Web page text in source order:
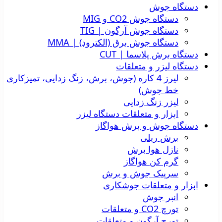
دستگاه جوش
دستگاه جوش CO2 و MIG
دستگاه جوش آرگون | TIG
دستگاه جوش برق (الکترود) | MMA
دستگاه برش پلاسما | CUT
دستگاه لیزر و متعلقات
لیرز 4 کاره (جوش، برش، زنگ زدایی، تمیزکاری
خط جوش)
لیزر زنگ زدایی
ابزار و متعلقات دستگاه لیزر
دستگاه جوش و برش هواگاز
برش ریلی
نازل هوا برش
گرم کن هواگاز
سرپیک جوش و برش
ابزار و متعلقات جوشکاری
انبر جوش
تورچ CO2 و متعلقات